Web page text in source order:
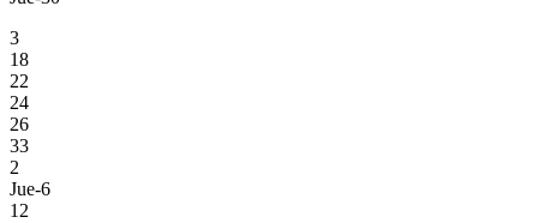
3
18
22
24
26
33
2
Jue-6
12